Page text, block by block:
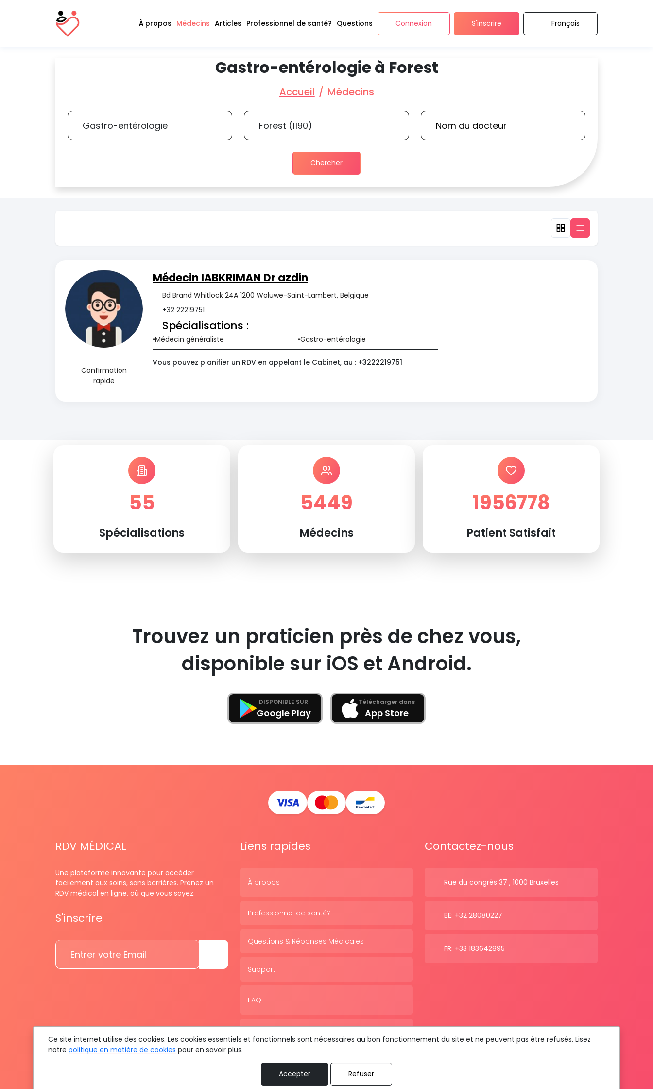
À propos Médecins Articles Professionnel de santé? Questions Connexion S'inscrire Français
Gastro-entérologie à Forest
Accueil Médecins
Chercher
Confirmation
rapide
Médecin IABKRIMAN Dr azdin
Bd Brand Whitlock 24A 1200 Woluwe-Saint-Lambert, Belgique
+32 22219751
Spécialisations :
Médecin généraliste Gastro-entérologie
Vous pouvez planifier un RDV en appelant le Cabinet, au : +3222219751
55
Spécialisations
5449
Médecins
1956778
Patient Satisfait
Trouvez un praticien près de chez vous,
disponible sur iOS et Android.
DISPONIBLE SUR
Google Play
Télécharger dans
App Store
RDV MÉDICAL
Une plateforme innovante pour accéder
facilement aux soins, sans barrières. Prenez un
RDV médical en ligne, où que vous soyez.
S'inscrire
Liens rapides
À propos
Professionnel de santé?
Questions & Réponses Médicales
Support
FAQ
Contactez-nous
Rue du congrès 37 , 1000 Bruxelles
BE: +32 28080227
FR: +33 183642895
Tous les droits sont réservés © 2026 RDV MÉDICAL By MediaSatCom
Ce site internet utilise des cookies. Les cookies essentiels et fonctionnels sont nécessaires au bon fonctionnement du site et ne peuvent pas être refusés. Lisez
notrepolitique en matière de cookies pour en savoir plus.
Accepter Refuser